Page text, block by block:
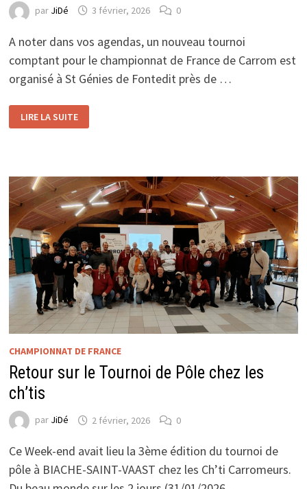
par JiDé 3 février, 2026 0
A noter dans vos agendas, un nouveau tournoi
comptant pour le championnat de France de Carrom est
organisé à St Génies de Fontedit près de …
TOURNOI,
DIRECTION
RANA
CARROM.
LIRE LA SUITE
CHAMPIONNAT DE FRANCE
Retour sur le Tournoi de Pôle chez les
ch’tis
par JiDé 2 février, 2026 0
Ce Week-end avait lieu la 3ème édition du tournoi de
pôle à BIACHE-SAINT-VAAST chez les Ch’ti Carromeurs.